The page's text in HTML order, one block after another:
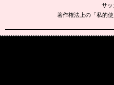
サッ
著作権法上の「私的